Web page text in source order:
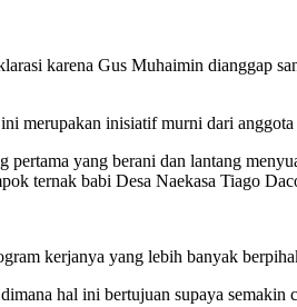
karena Gus Muhaimin dianggap
ini merupakan inisiatif murni dari
yang berani dan lantang
ternak babi Desa Naekasa Tiago
kerjanya yang lebih banyak
hal ini bertujuan supaya semakin